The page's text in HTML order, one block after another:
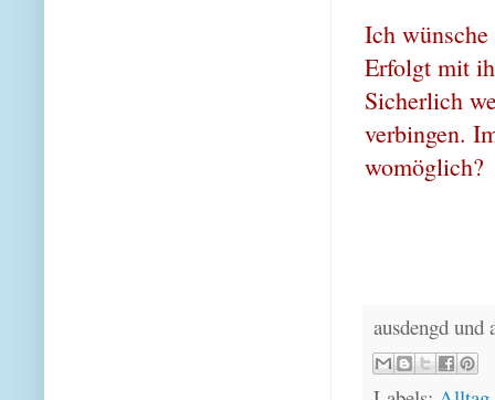
Ich
Erfolgt mit
Sicherlich
verbingen.
womöglich?
ausdengd